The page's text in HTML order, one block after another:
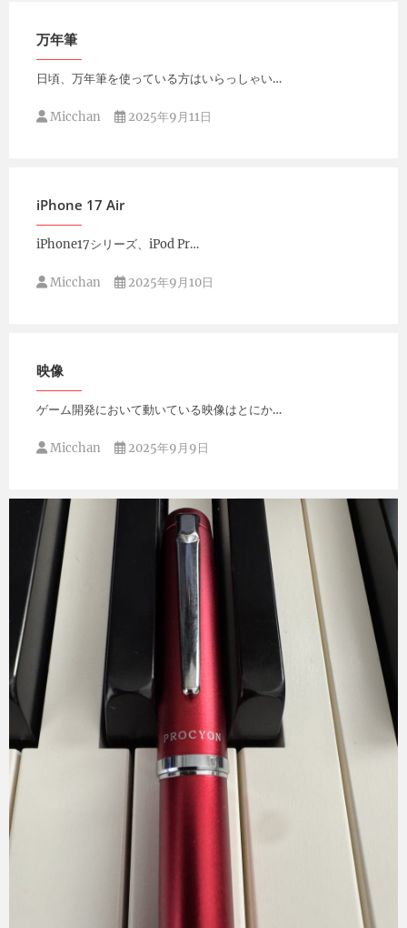
万年筆
日頃、万年筆を使っている方はいらっしゃい…
Micchan 2025年9月11日
iPhone 17 Air
iPhone17シリーズ、iPod Pr…
Micchan 2025年9月10日
映像
ゲーム開発において動いている映像はとにか…
Micchan 2025年9月9日